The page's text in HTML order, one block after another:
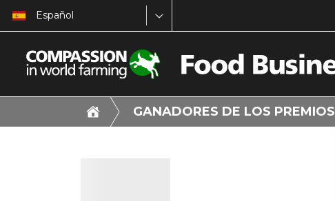
Español
GANADORES DE LOS PREMIOS